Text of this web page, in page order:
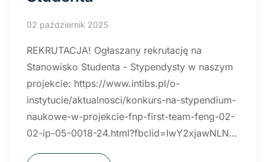
02 październik 2025
REKRUTACJA! Ogłaszany rekrutację na
Stanowisko Studenta - Stypendysty w naszym
projekcie: https://www.intibs.pl/o-
instytucie/aktualnosci/konkurs-na-stypendium-
naukowe-w-projekcie-fnp-first-team-feng-02-
02-ip-05-0018-24.html?fbclid=IwY2xjawNLN…